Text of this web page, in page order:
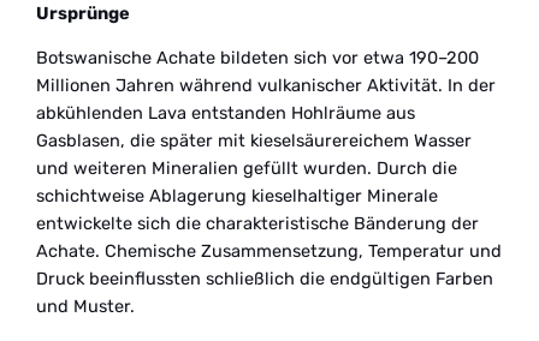
Ursprünge
Botswanische Achate bildeten sich vor etwa 190–200
Millionen Jahren während vulkanischer Aktivität. In der
abkühlenden Lava entstanden Hohlräume aus
Gasblasen, die später mit kieselsäurereichem Wasser
und weiteren Mineralien gefüllt wurden. Durch die
schichtweise Ablagerung kieselhaltiger Minerale
entwickelte sich die charakteristische Bänderung der
Achate. Chemische Zusammensetzung, Temperatur und
Druck beeinflussten schließlich die endgültigen Farben
und Muster.